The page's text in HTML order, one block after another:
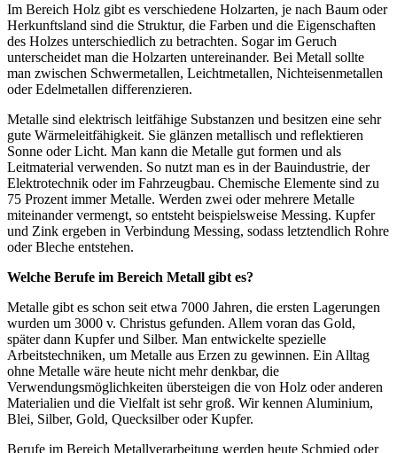
Im Bereich Holz gibt es verschiedene Holzarten, je nach Baum oder
Herkunftsland sind die Struktur, die Farben und die Eigenschaften
des Holzes unterschiedlich zu betrachten. Sogar im Geruch
unterscheidet man die Holzarten untereinander. Bei Metall sollte
man zwischen Schwermetallen, Leichtmetallen, Nichteisenmetallen
oder Edelmetallen differenzieren.
Metalle sind elektrisch leitfähige Substanzen und besitzen eine sehr
gute Wärmeleitfähigkeit. Sie glänzen metallisch und reflektieren
Sonne oder Licht. Man kann die Metalle gut formen und als
Leitmaterial verwenden. So nutzt man es in der Bauindustrie, der
Elektrotechnik oder im Fahrzeugbau. Chemische Elemente sind zu
75 Prozent immer Metalle. Werden zwei oder mehrere Metalle
miteinander vermengt, so entsteht beispielsweise Messing. Kupfer
und Zink ergeben in Verbindung Messing, sodass letztendlich Rohre
oder Bleche entstehen.
Welche Berufe im Bereich Metall gibt es?
Metalle gibt es schon seit etwa 7000 Jahren, die ersten Lagerungen
wurden um 3000 v. Christus gefunden. Allem voran das Gold,
später dann Kupfer und Silber. Man entwickelte spezielle
Arbeitstechniken, um Metalle aus Erzen zu gewinnen. Ein Alltag
ohne Metalle wäre heute nicht mehr denkbar, die
Verwendungsmöglichkeiten übersteigen die von Holz oder anderen
Materialien und die Vielfalt ist sehr groß. Wir kennen Aluminium,
Blei, Silber, Gold, Quecksilber oder Kupfer.
Berufe im Bereich Metallverarbeitung werden heute Schmied oder